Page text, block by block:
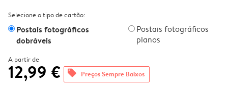
Selecione o tipo de cartão:
Postais fotográficos
dobráveis
Postais fotográficos
planos
A partir de
12,99 € offers Preços Sempre Baixos